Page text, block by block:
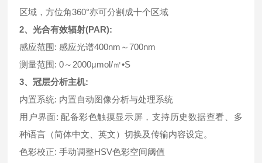
区域，方位角360°亦可分割成十个区域
2、光合有效辐射(PAR):
感应范围: 感应光谱400nm～700nm
测量范围: 0～2000μmol/㎡•S
3、冠层分析主机:
内置系统: 内置自动图像分析与处理系统
用户界面: 配备彩色触摸显示屏，支持历史数据查看、多
种语言（简体中文、英文）切换及传输内容设定。
色彩校正: 手动调整HSV色彩空间阈值